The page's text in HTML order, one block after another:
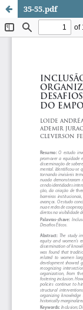
35-55.pdf